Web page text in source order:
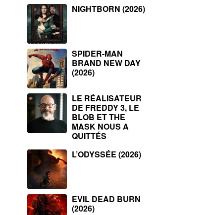
NIGHTBORN (2026)
SPIDER-MAN
BRAND NEW DAY
(2026)
LE RÉALISATEUR
DE FREDDY 3, LE
BLOB ET THE
MASK NOUS A
QUITTÉS
L’ODYSSÉE (2026)
EVIL DEAD BURN
(2026)